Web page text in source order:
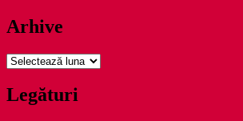
Arhive
Arhive
Legături